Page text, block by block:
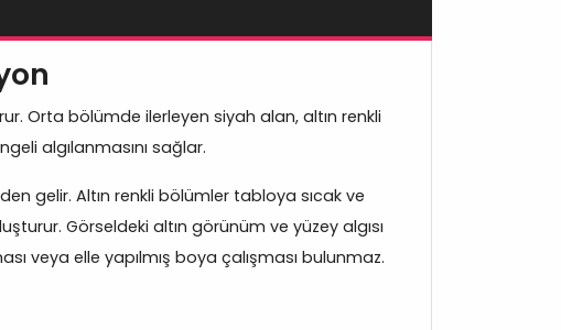
Orta bölümde ilerleyen siyah alan, altın renkli
algılanmasını sağlar.
gelir. Altın renkli bölümler tabloya sıcak ve
Görseldeki altın görünüm ve yüzey algısı
veya elle yapılmış boya çalışması bulunmaz.